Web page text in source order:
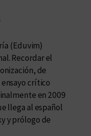
(Eduvim)
Recordar el
de
crítico
en 2009
llega al español
y prólogo de